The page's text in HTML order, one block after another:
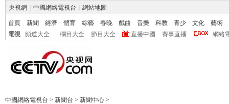
央視網 中國網絡電視台 網站地圖
首頁 新聞 經濟 體育 綜藝 春晚 戲曲 音樂 科教 青少 文化
藝術
電視
頻道大全 欄目大全 節目大全 直播中國 賽事直播 網絡
中國網絡電視台 > 新聞台 > 新聞中心 >